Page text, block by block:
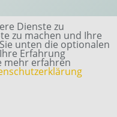
Dienste zu
zu machen und Ihre
unten die optionalen
Erfahrung
mehr erfahren